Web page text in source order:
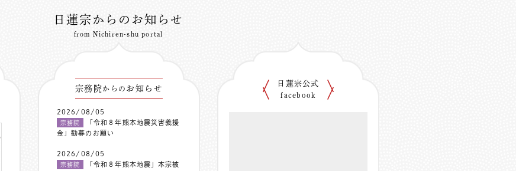
日蓮宗からのお知らせ
from Nichiren-shu portal
宗務院からの お知らせ
2026/08/05
宗務院
「令和８年熊本地震災害義援
金」勧募のお願い
2026/08/05
宗務院
「令和８年熊本地震」本宗被
日蓮宗公式
facebook